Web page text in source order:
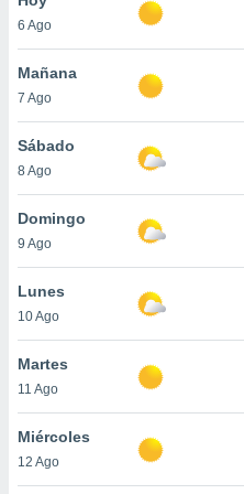
en
más
nuestra
de
cookies
aceptar
6 Ago
Mañana
7 Ago
Sábado
8 Ago
Domingo
9 Ago
Lunes
10 Ago
Martes
11 Ago
Miércoles
12 Ago